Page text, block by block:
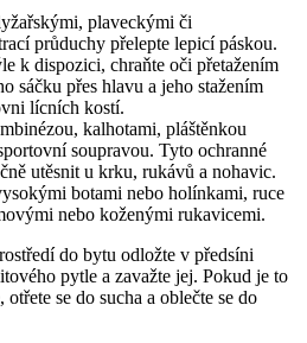
plaveckými či
průduchy přelepte lepicí páskou.
k dispozici, chraňte oči přetažením
sáčku přes hlavu a jeho stažením
lícních kostí.
kalhotami, pláštěnkou
soupravou. Tyto ochranné
utěsnit u krku, rukávů a nohavic.
botami nebo holínkami, ruce
nebo koženými rukavicemi.
do bytu odložte v předsíni
pytle a zavažte jej. Pokud je to
se do sucha a oblečte se do